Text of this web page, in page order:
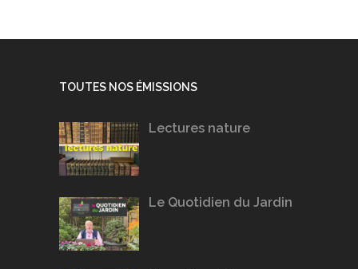
TOUTES NOS ÉMISSIONS
Lectures nature
Le Quotidien du Jardin